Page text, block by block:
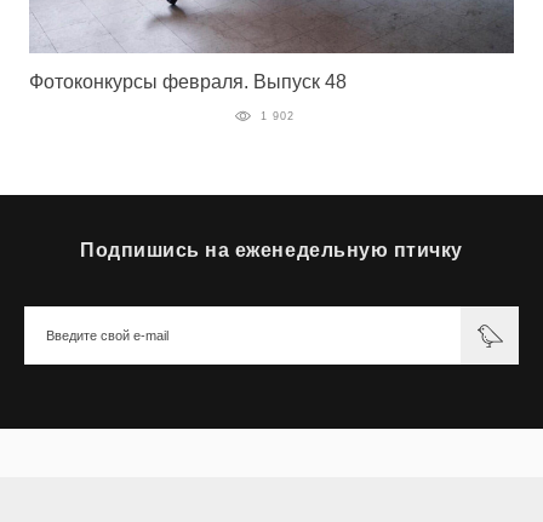
Фотоконкурсы февраля. Выпуск 48
1 902
Подпишись на еженедельную птичку